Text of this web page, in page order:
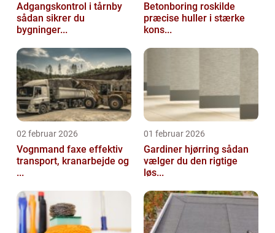
Adgangskontrol i tårnby
sådan sikrer du
bygninger...
Betonboring roskilde
præcise huller i stærke
kons...
02 februar 2026
Vognmand faxe effektiv
transport, kranarbejde og
...
01 februar 2026
Gardiner hjørring sådan
vælger du den rigtige
løs...